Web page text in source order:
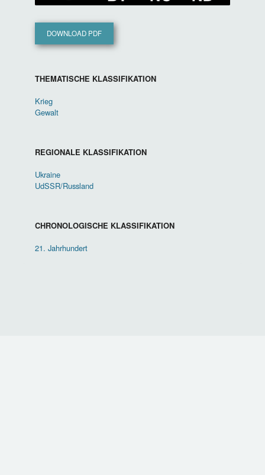
DOWNLOAD PDF
THEMATISCHE KLASSIFIKATION
Krieg
Gewalt
REGIONALE KLASSIFIKATION
Ukraine
UdSSR/Russland
CHRONOLOGISCHE KLASSIFIKATION
21. Jahrhundert